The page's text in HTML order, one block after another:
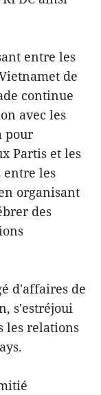
entre les
de
continue
avec les
pour
Partis et les
entre les
organisant
des
d'affaires de
s'estréjoui
les relations